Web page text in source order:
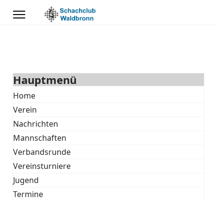
Hauptmenü
Home
Verein
Nachrichten
Mannschaften
Verbandsrunde
Vereinsturniere
Jugend
Termine